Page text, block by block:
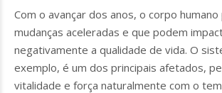
Com o avançar dos anos, o corpo
mudanças aceleradas e que podem
negativamente a qualidade de vida. O
exemplo, é um dos principais afetados,
vitalidade e força naturalmente com o